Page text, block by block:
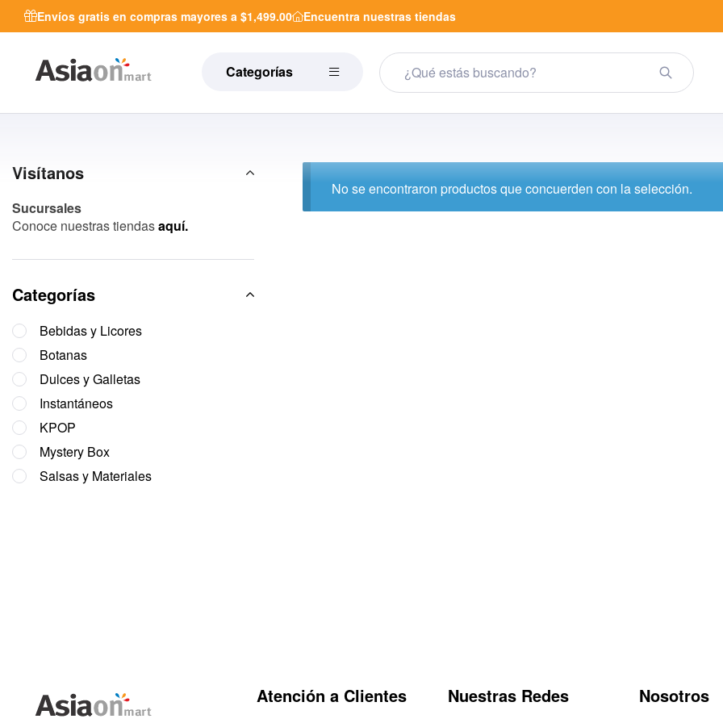
Envíos gratis en compras mayores a $1,499.00 Encuentra nuestras tiendas
Categorías
No se encontraron productos que concuerden con la selección.
Visítanos
Sucursales
Conoce nuestras tiendasaquí.
Categorías
Bebidas y Licores
Botanas
Dulces y Galletas
Instantáneos
KPOP
Mystery Box
Salsas y Materiales
Atención a Clientes Nuestras Redes Nosotros